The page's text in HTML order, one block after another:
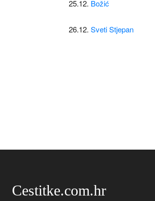
25.12. Božić
26.12. Sveti Stjepan
Cestitke.com.hr